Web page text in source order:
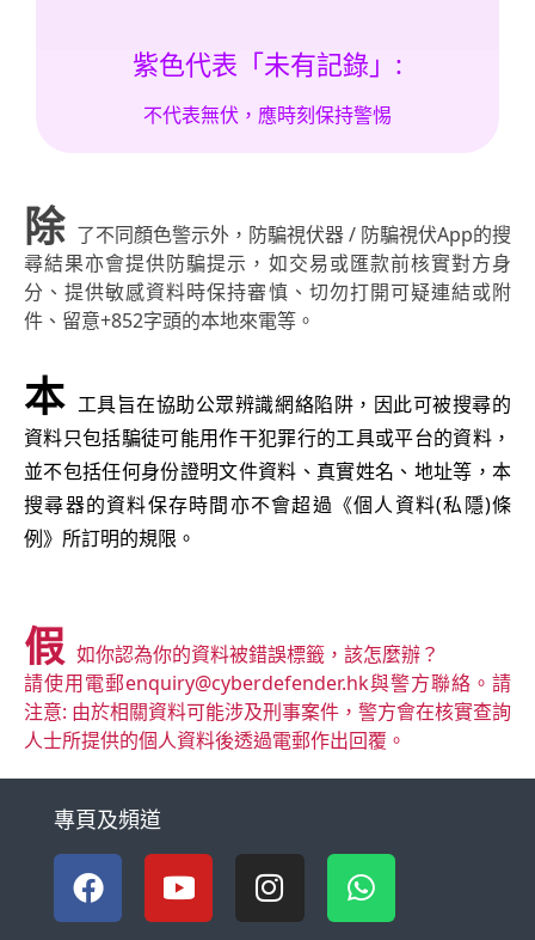
紫色代表「未有記錄」:
不代表無伏，應時刻保持警惕
除 了不同顏色警示外，防騙視伏器/ 防騙視伏App的搜
尋結果亦會提供防騙提示，如交易或匯款前核實對方身
分、提供敏感資料時保持審慎、切勿打開可疑連結或附
件、留意+852字頭的本地來電等。
本 工具旨在協助公眾辨識網絡陷阱，因此可被搜尋的
資料只包括騙徒可能用作干犯罪行的工具或平台的資料，
並不包括任何身份證明文件資料、真實姓名、地址等，本
搜尋器的資料保存時間亦不會超過《個人資料(私隱)條
例》所訂明的規限。
假 如你認為你的資料被錯誤標籤，該怎麼辦？
請使用電郵enquiry@cyberdefender.hk與警方聯絡。請
注意: 由於相關資料可能涉及刑事案件，警方會在核實查詢
人士所提供的個人資料後透過電郵作出回覆。
專頁及頻道